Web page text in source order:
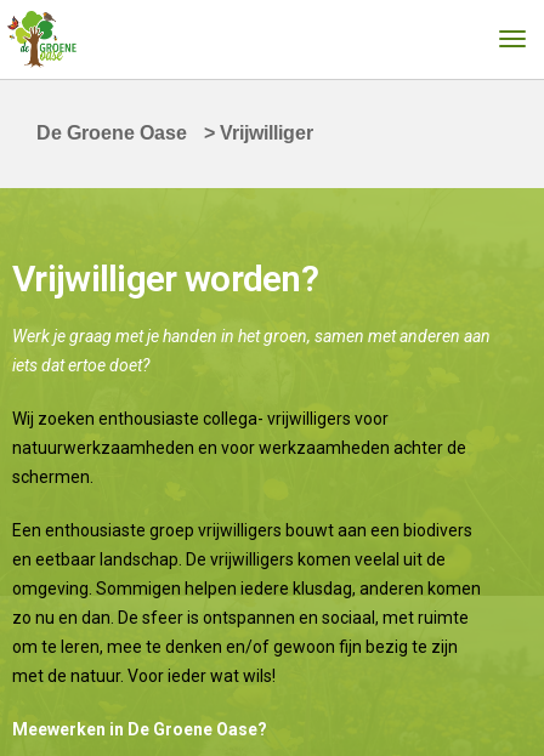
De Groene Oase > Vrijwilliger
Vrijwilliger worden?
Werk je graag met je handen in het groen, samen met anderen aan
iets dat ertoe doet?
Wij zoeken enthousiaste collega- vrijwilligers voor
natuurwerkzaamheden en voor werkzaamheden achter de
schermen.
Een enthousiaste groep vrijwilligers bouwt aan een biodivers
en eetbaar landschap. De vrijwilligers komen veelal uit de
omgeving. Sommigen helpen iedere klusdag, anderen komen
zo nu en dan. De sfeer is ontspannen en sociaal, met ruimte
om te leren, mee te denken en/of gewoon fijn bezig te zijn
met de natuur. Voor ieder wat wils!
Meewerken in De Groene Oase?